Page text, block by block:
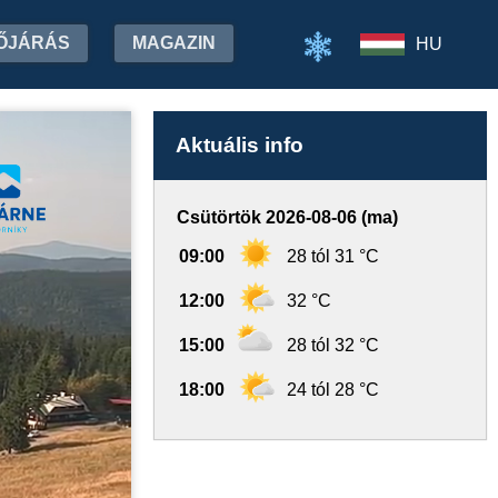
MAGAZIN HU
Aktuális info
Csütörtök 2026-08-06 (ma)
09:00 28 tól 31 °C
12:00 32 °C
15:00 28 tól 32 °C
18:00 24 tól 28 °C